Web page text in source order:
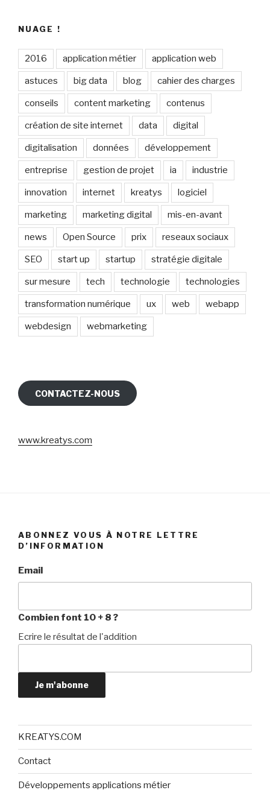
NUAGE !
2016 application métier application web
astuces big data blog cahier des charges
conseils content marketing contenus
création de site internet data digital
digitalisation données développement
entreprise gestion de projet ia industrie
innovation internet kreatys logiciel
marketing marketing digital mis-en-avant
news Open Source prix reseaux sociaux
SEO start up startup stratégie digitale
sur mesure tech technologie technologies
transformation numérique ux web webapp
webdesign webmarketing
CONTACTEZ-NOUS
www.kreatys.com
ABONNEZ VOUS À NOTRE LETTRE
D’INFORMATION
Email
Combien font 10 + 8 ?
Ecrire le résultat de l'addition
Je m'abonne
KREATYS.COM
Contact
Développements applications métier